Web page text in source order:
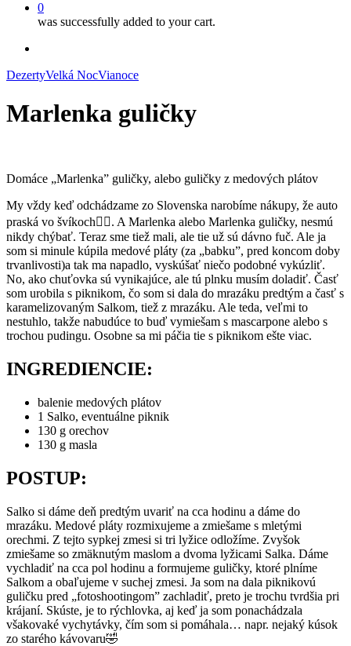
0
was successfully added to your cart.
DezertyVelká NocVianoce
Marlenka guličky
Domáce „Marlenka” guličky, alebo guličky z medových plátov
My vždy keď odchádzame zo Slovenska narobíme nákupy, že auto
praská vo švíkoch🤦‍♀️. A Marlenka alebo Marlenka guličky, nesmú
nikdy chýbať. Teraz sme tiež mali, ale tie už sú dávno fuč. Ale ja
som si minule kúpila medové pláty (za „babku”, pred koncom doby
trvanlivosti)a tak ma napadlo, vyskúšať niečo podobné vykúzliť.
No, ako chuťovka sú vynikajúce, ale tú plnku musím doladiť. Časť
som urobila s piknikom, čo som si dala do mrazáku predtým a časť s
karamelizovaným Salkom, tiež z mrazáku. Ale teda, veľmi to
nestuhlo, takže nabudúce to buď vymiešam s mascarpone alebo s
trochou pudingu. Osobne sa mi páčia tie s piknikom ešte viac.
INGREDIENCIE:
balenie medových plátov
1 Salko, eventuálne piknik
130 g orechov
130 g masla
POSTUP:
Salko si dáme deň predtým uvariť na cca hodinu a dáme do
mrazáku. Medové pláty rozmixujeme a zmiešame s mletými
orechmi. Z tejto sypkej zmesi si tri lyžice odložíme. Zvyšok
zmiešame so zmäknutým maslom a dvoma lyžicami Salka. Dáme
vychladiť na cca pol hodinu a formujeme guličky, ktoré plníme
Salkom a obaľujeme v suchej zmesi. Ja som na dala piknikovú
guličku pred „fotoshootingom” zachladiť, preto je trochu tvrdšia pri
krájaní. Skúste, je to rýchlovka, aj keď ja som ponachádzala
všakovaké vychytávky, čím som si pomáhala… napr. nejaký kúsok
zo starého kávovaru🤣